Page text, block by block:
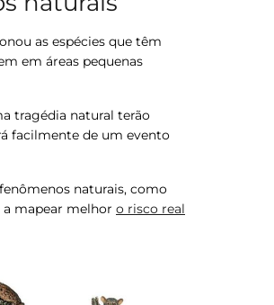
as espécies que têm
em áreas pequenas
tragédia natural terão
facilmente de um evento
naturais, como
mapear melhor o risco real